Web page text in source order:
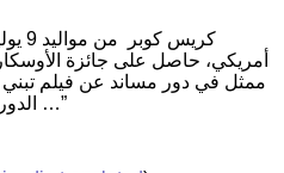
ممثل في دور مساند عن فيلم
الدور جائزة الغولدن …”